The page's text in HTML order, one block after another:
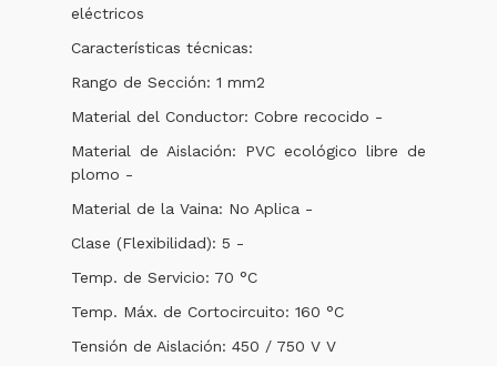
eléctricos
Características técnicas:
Rango de Sección: 1 mm2
Material del Conductor: Cobre recocido -
Material de Aislación: PVC ecológico libre de
plomo -
Material de la Vaina: No Aplica -
Clase (Flexibilidad): 5 -
Temp. de Servicio: 70 °C
Temp. Máx. de Cortocircuito: 160 °C
Tensión de Aislación: 450 / 750 V V